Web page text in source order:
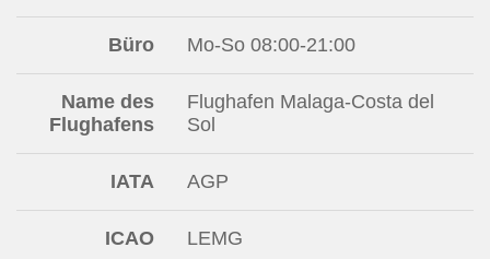
Büro Mo-So 08:00-21:00
Name des
Flughafens
Flughafen Malaga-Costa del
Sol
IATA AGP
ICAO LEMG